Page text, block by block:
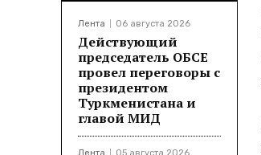
Лента 06 августа 2026
Действующий
председатель ОБСЕ
провел переговоры с
президентом
Туркменистана и
главой МИД